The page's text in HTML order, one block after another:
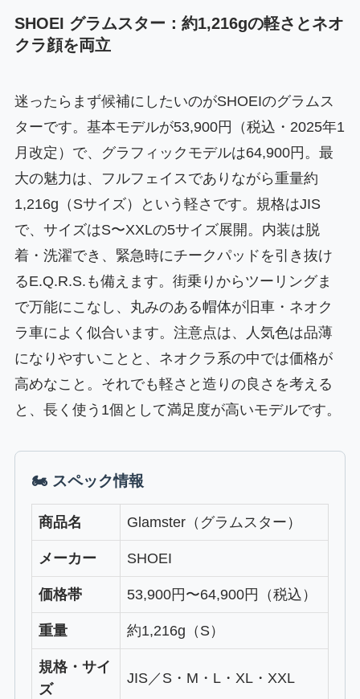
SHOEI グラムスター：約1,216gの軽さとネオ
クラ顔を両立
迷ったらまず候補にしたいのがSHOEIのグラムス
ターです。基本モデルが53,900円（税込・2025年1
月改定）で、グラフィックモデルは64,900円。最
大の魅力は、フルフェイスでありながら重量約
1,216g（Sサイズ）という軽さです。規格はJIS
で、サイズはS〜XXLの5サイズ展開。内装は脱
着・洗濯でき、緊急時にチークパッドを引き抜け
るE.Q.R.S.も備えます。街乗りからツーリングま
で万能にこなし、丸みのある帽体が旧車・ネオク
ラ車によく似合います。注意点は、人気色は品薄
になりやすいことと、ネオクラ系の中では価格が
高めなこと。それでも軽さと造りの良さを考える
と、長く使う1個として満足度が高いモデルです。
🏍 スペック情報
商品名 Glamster（グラムスター）
メーカー SHOEI
価格帯 53,900円〜64,900円（税込）
重量 約1,216g（S）
規格・サイ
ズ
JIS／S・M・L・XL・XXL